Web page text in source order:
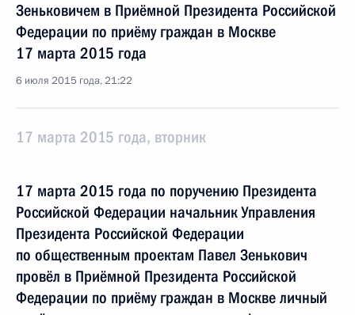
Зеньковичем в Приёмной Президента Российской
Федерации по приёму граждан в Москве
17 марта 2015 года
6 июля 2015 года, 21:22
17 марта 2015 года, вторник
17 марта 2015 года по поручению Президента
Российской Федерации начальник Управления
Президента Российской Федерации
по общественным проектам Павел Зенькович
провёл в Приёмной Президента Российской
Федерации по приёму граждан в Москве личный